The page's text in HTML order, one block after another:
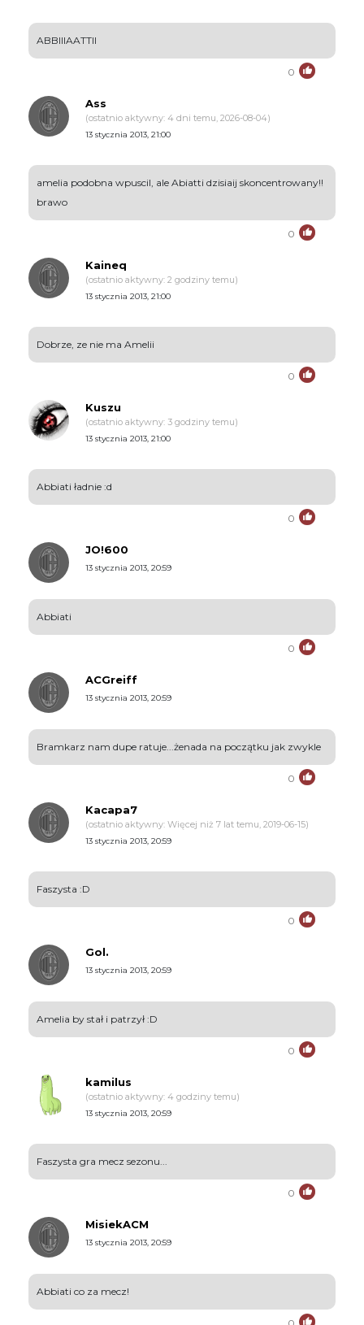
ABBIIIAATTII
0
Ass
(ostatnio aktywny: 4 dni temu, 2026-08-04)
13 stycznia 2013, 21:00
amelia podobna wpuscil, ale Abiatti dzisiaij skoncentrowany!!
brawo
0
Kaineq
(ostatnio aktywny: 2 godziny temu)
13 stycznia 2013, 21:00
Dobrze, ze nie ma Amelii
0
Kuszu
(ostatnio aktywny: 3 godziny temu)
13 stycznia 2013, 21:00
Abbiati ładnie :d
0
JO!600
13 stycznia 2013, 20:59
Abbiati
0
ACGreiff
13 stycznia 2013, 20:59
Bramkarz nam dupe ratuje...żenada na początku jak zwykle
0
Kacapa7
(ostatnio aktywny: Więcej niż 7 lat temu, 2019-06-15)
13 stycznia 2013, 20:59
Faszysta :D
0
Gol.
13 stycznia 2013, 20:59
Amelia by stał i patrzył :D
0
kamilus
(ostatnio aktywny: 4 godziny temu)
13 stycznia 2013, 20:59
Faszysta gra mecz sezonu...
0
MisiekACM
13 stycznia 2013, 20:59
Abbiati co za mecz!